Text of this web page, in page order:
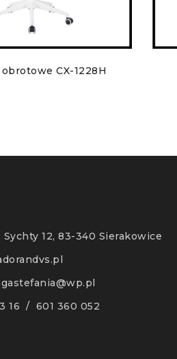
obrotowe CX-1228H
Sychty 12, 83-340 Sierakowice
16 / 601 360 052